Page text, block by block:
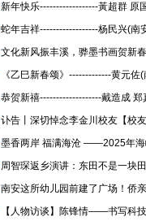
新年快乐------------------黃超群 原
蛇年吉祥------------------杨民兴(南
文化新风振丰溪，骅墨书画贺新
《乙巳新春颂》-------------黄元
恭贺新禧-------------------戴造成
讣告丨深切悼念李金川校友【校
墨香两岸 福满海沧 ——2025年海
周智琛返乡演讲：东田不是一
南安这所幼儿园前建了广场！侨
【人物访谈】陈锋情——书写科